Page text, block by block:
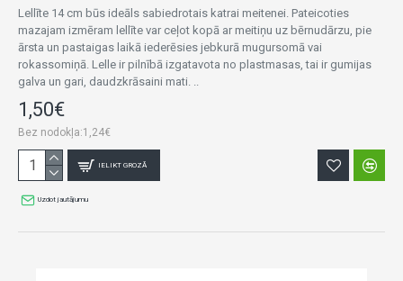
Lellīte 14 cm būs ideāls sabiedrotais katrai meitenei. Pateicoties
mazajam izmēram lellīte var ceļot kopā ar meitiņu uz bērnudārzu, pie
ārsta un pastaigas laikā iederēsies jebkurā mugursomā vai
rokassomiņā. Lelle ir pilnībā izgatavota no plastmasas, tai ir gumijas
galva un gari, daudzkrāsaini mati. ..
1,50€
Bez nodokļa:1,24€
IELIKT GROZĀ
Uzdot jautājumu